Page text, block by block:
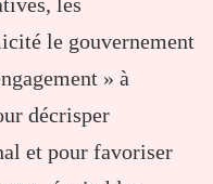
le gouvernement
» à
décrisper
et pour favoriser